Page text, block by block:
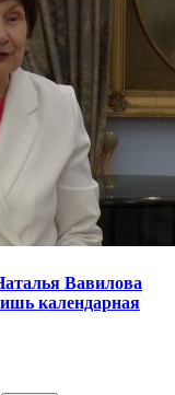
Вавилова
календарная